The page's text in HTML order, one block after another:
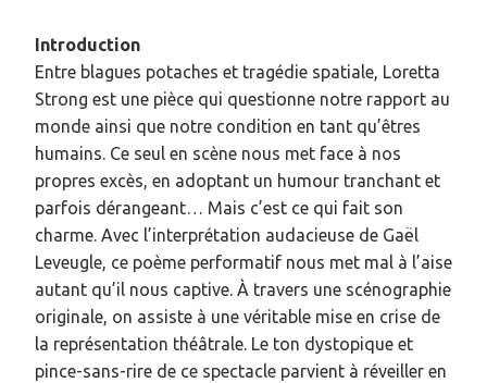
Introduction
Entre blagues potaches et tragédie spatiale, Loretta
Strong est une pièce qui questionne notre rapport au
monde ainsi que notre condition en tant qu’êtres
humains. Ce seul en scène nous met face à nos
propres excès, en adoptant un humour tranchant et
parfois dérangeant… Mais c’est ce qui fait son
charme. Avec l’interprétation audacieuse de Gaël
Leveugle, ce poème performatif nous met mal à l’aise
autant qu’il nous captive. À travers une scénographie
originale, on assiste à une véritable mise en crise de
la représentation théâtrale. Le ton dystopique et
pince-sans-rire de ce spectacle parvient à réveiller en